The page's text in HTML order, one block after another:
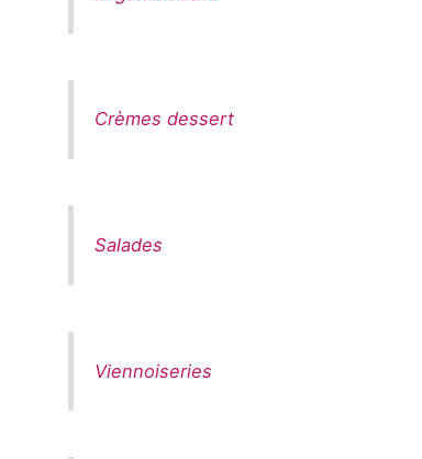
Crèmes dessert
Salades
Viennoiseries